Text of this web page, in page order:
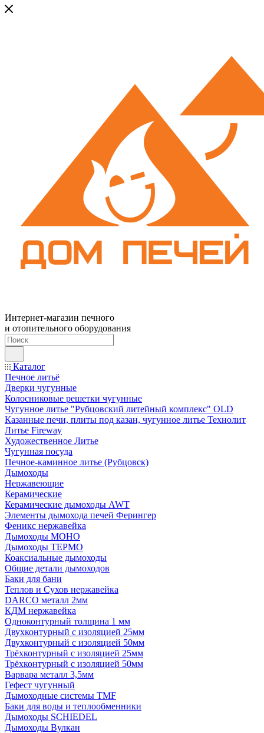
Интернет-магазин печного
и отопительного оборудования
Каталог
Печное литьё
Дверки чугунные
Колосниковые решетки чугунные
Чугунное литье "Рубцовский литейный комплекс" OLD
Казанные печи, плиты под казан, чугунное литье Технолит
Литье Fireway
Художественное Литье
Чугунная посуда
Печное-каминное литье (Рубцовск)
Дымоходы
Нержавеющие
Керамические
Керамические дымоходы AWT
Элементы дымохода печей Ферингер
Феникс нержавейка
Дымоходы МОНО
Дымоходы ТЕРМО
Коаксиальные дымоходы
Общие детали дымоходов
Баки для бани
Теплов и Сухов нержавейка
DARCO металл 2мм
КДМ нержавейка
Одноконтурный толщина 1 мм
Двухконтурный с изоляцией 25мм
Двухконтурный с изоляцией 50мм
Трёхконтурный с изоляцией 25мм
Трёхконтурный с изоляцией 50мм
Варвара металл 3,5мм
Гефест чугунный
Дымоходные системы TMF
Баки для воды и теплообменники
Дымоходы SCHIEDEL
Дымоходы Вулкан